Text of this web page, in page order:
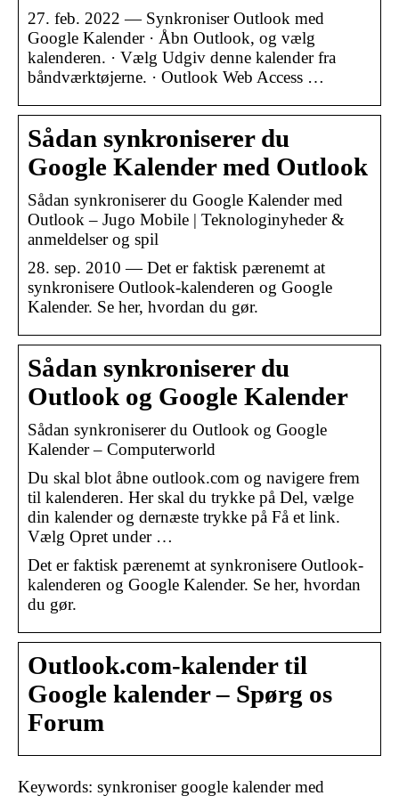
27. feb. 2022 — Synkroniser Outlook med
Google Kalender · Åbn Outlook, og vælg
kalenderen. · Vælg Udgiv denne kalender fra
båndværktøjerne. · Outlook Web Access …
Sådan synkroniserer du
Google Kalender med Outlook
Sådan synkroniserer du Google Kalender med
Outlook – Jugo Mobile | Teknologinyheder &
anmeldelser og spil
28. sep. 2010 — Det er faktisk pærenemt at
synkronisere Outlook-kalenderen og Google
Kalender. Se her, hvordan du gør.
Sådan synkroniserer du
Outlook og Google Kalender
Sådan synkroniserer du Outlook og Google
Kalender – Computerworld
Du skal blot åbne outlook.com og navigere frem
til kalenderen. Her skal du trykke på Del, vælge
din kalender og dernæste trykke på Få et link.
Vælg Opret under …
Det er faktisk pærenemt at synkronisere Outlook-
kalenderen og Google Kalender. Se her, hvordan
du gør.
Outlook.com-kalender til
Google kalender – Spørg os
Forum
Keywords: synkroniser google kalender med